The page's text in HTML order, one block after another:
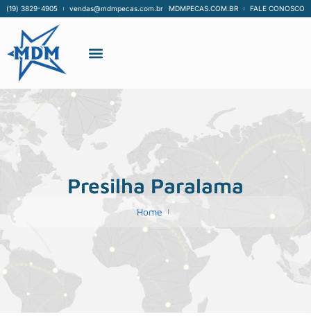
(19) 3829-4905 vendas@mdmpecas.com.br MDMPECAS.COM.BR FALE CONOSCO
Presilha Paralama
Home